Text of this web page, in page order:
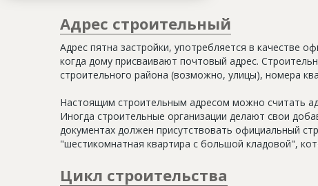
Адрес строительный
Адрес пятна застройки, употребляется в качестве
когда дому присваивают почтовый адрес.
строительного района (возможно, улицы), номера
Настоящим строительным адресом можно считать
Иногда строительные организации делают свои
документах должен присутствовать официальный
"шестикомнатная квартира с большой кладовой",
Цикл строительства